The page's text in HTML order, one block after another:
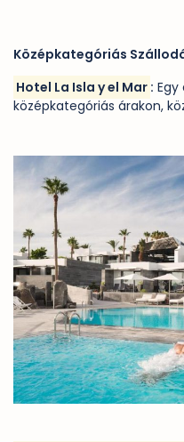
Középkategóriás
Hotel La Isla y el Mar : Egy
középkategóriás árakon,